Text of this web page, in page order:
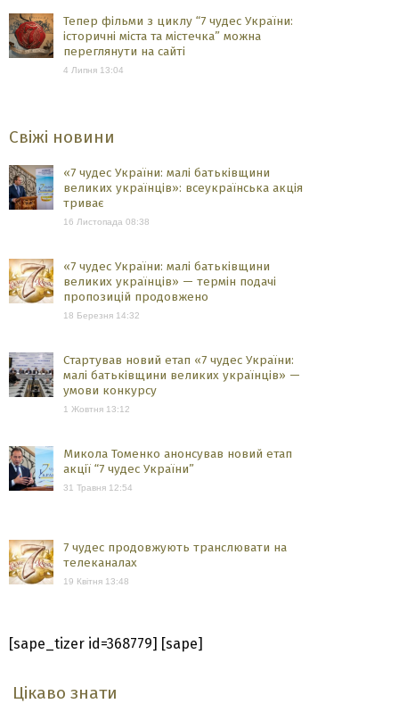
Тепер фільми з циклу “7 чудес України:
історичні міста та містечка” можна
переглянути на сайті
4 Липня 13:04
Свіжі новини
«7 чудес України: малі батьківщини
великих українців»: всеукраїнська акція
триває
16 Листопада 08:38
«7 чудес України: малі батьківщини
великих українців» — термін подачі
пропозицій продовжено
18 Березня 14:32
Стартував новий етап «7 чудес України:
малі батьківщини великих українців» —
умови конкурсу
1 Жовтня 13:12
Микола Томенко анонсував новий етап
акції “7 чудес України”
31 Травня 12:54
7 чудес продовжують транслювати на
телеканалах
19 Квітня 13:48
[sape_tizer id=368779] [sape]
Цікаво знати